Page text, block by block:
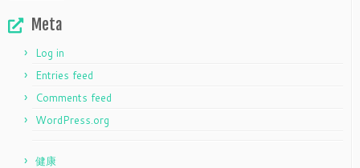
Meta
Log in
Entries feed
Comments feed
WordPress.org
健康